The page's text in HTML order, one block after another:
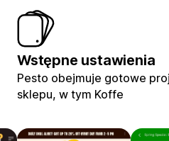
Wstępne ustawienia
Pesto obejmuje gotowe
sklepu, w tym Koffe